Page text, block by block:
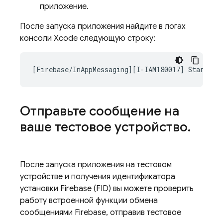
приложение.
После запуска приложения найдите в логах
консоли Xcode следующую строку:
Отправьте сообщение на
ваше тестовое устройство.
После запуска приложения на тестовом
устройстве и получения идентификатора
установки Firebase (FID) вы можете проверить
работу встроенной функции обмена
сообщениями Firebase, отправив тестовое